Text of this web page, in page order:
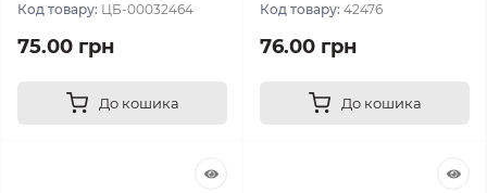
Код товару: ЦБ-00032464
75.00 грн
До кошика
Код товару: 42476
76.00 грн
До кошика